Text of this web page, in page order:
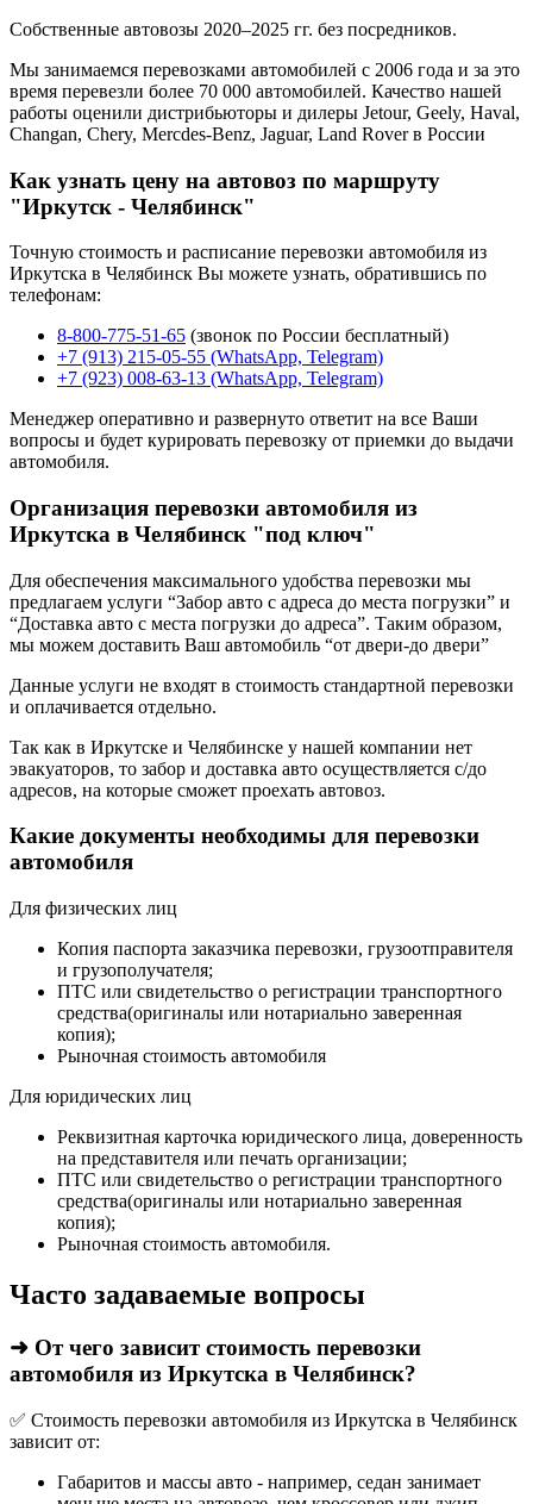
Собственные автовозы 2020–2025 гг. без посредников.
Мы занимаемся перевозками автомобилей с 2006 года и за это
время перевезли более 70 000 автомобилей. Качество нашей
работы оценили дистрибьюторы и дилеры Jetour, Geely, Haval,
Changan, Chery, Mercdes-Benz, Jaguar, Land Rover в России
Как узнать цену на автовоз по маршруту
"Иркутск - Челябинск"
Точную стоимость и расписание перевозки автомобиля из
Иркутска в Челябинск Вы можете узнать, обратившись по
телефонам:
8-800-775-51-65 (звонок по России бесплатный)
+7 (913) 215-05-55 (WhatsApp, Telegram)
+7 (923) 008-63-13 (WhatsApp, Telegram)
Менеджер оперативно и развернуто ответит на все Ваши
вопросы и будет курировать перевозку от приемки до выдачи
автомобиля.
Организация перевозки автомобиля из
Иркутска в Челябинск "под ключ"
Для обеспечения максимального удобства перевозки мы
предлагаем услуги “Забор авто с адреса до места погрузки” и
“Доставка авто с места погрузки до адреса”. Таким образом,
мы можем доставить Ваш автомобиль “от двери-до двери”
Данные услуги не входят в стоимость стандартной перевозки
и оплачивается отдельно.
Так как в Иркутске и Челябинске у нашей компании нет
эвакуаторов, то забор и доставка авто осуществляется с/до
адресов, на которые сможет проехать автовоз.
Какие документы необходимы для перевозки
автомобиля
Для физических лиц
Копия паспорта заказчика перевозки, грузоотправителя
и грузополучателя;
ПТС или свидетельство о регистрации транспортного
средства(оригиналы или нотариально заверенная
копия);
Рыночная стоимость автомобиля
Для юридических лиц
Реквизитная карточка юридического лица, доверенность
на представителя или печать организации;
ПТС или свидетельство о регистрации транспортного
средства(оригиналы или нотариально заверенная
копия);
Рыночная стоимость автомобиля.
Часто задаваемые вопросы
➜ От чего зависит стоимость перевозки
автомобиля из Иркутска в Челябинск?
✅ Стоимость перевозки автомобиля из Иркутска в Челябинск
зависит от:
Габаритов и массы авто - например, седан занимает